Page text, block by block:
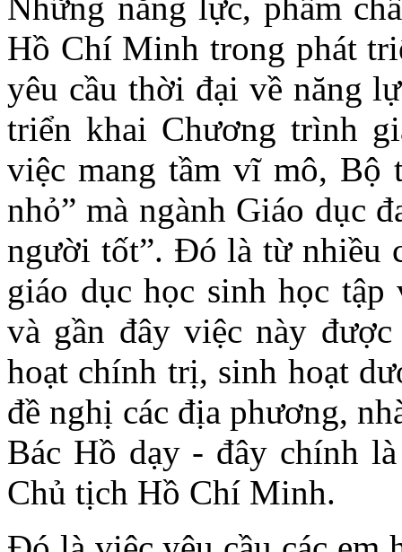
Hồ Chí Minh trong phát
yêu cầu thời đại về năng
triển khai Chương trình
việc mang tầm vĩ mô, Bộ
nhỏ” mà ngành Giáo dục
người tốt”. Đó là từ nhiều
giáo dục học sinh học
và gần đây việc này
hoạt chính trị, sinh hoạt
đề nghị các địa phương,
Bác Hồ dạy - đây chính
Chủ tịch Hồ Chí Minh.